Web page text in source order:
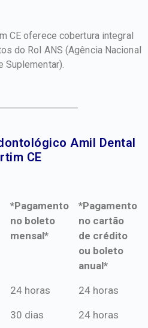
CE oferece cobertura integral
do Rol ANS(Agência Nacional
Suplementar).
Amil Dental
CE​
*Pagamento
no boleto
mensal*
*Pagamento
no cartão
de crédito
ou boleto
anual*
*Pagamento
mensal*
*Pagamento
de crédito
24 horas 24 horas
30 dias 24 horas